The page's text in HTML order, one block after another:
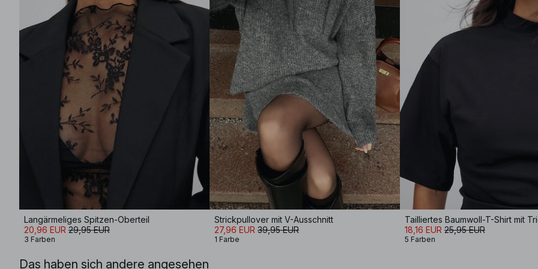
Langärmeliges Spitzen-Oberteil
20,96 EUR 29,95 EUR
3 Farben
Strickpullover mit V-Ausschnitt
27,96 EUR 39,95 EUR
1 Farbe
18,16 EUR 25,95 EUR
5 Farben
Das haben sich andere angesehen